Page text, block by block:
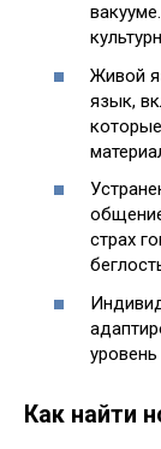
Живой
язык,
страх
уровень
Как найти